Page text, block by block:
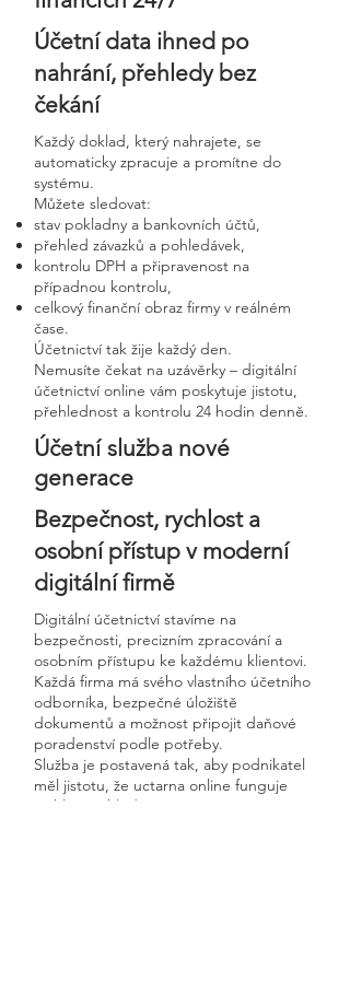
Účetní data ihned po
nahrání, přehledy bez
čekání
Každý doklad, který nahrajete, se
automaticky zpracuje a promítne do
systému.
Můžete sledovat:
stav pokladny a bankovních účtů,
přehled závazků a pohledávek,
kontrolu DPH a připravenost na
případnou kontrolu,
celkový finanční obraz firmy v reálném
čase.
Účetnictví tak žije každý den.
Nemusíte čekat na uzávěrky – digitální
účetnictví online vám poskytuje jistotu,
přehlednost a kontrolu 24 hodin denně.
Účetní služba nové
generace
Bezpečnost, rychlost a
osobní přístup v moderní
digitální firmě
Digitální účetnictví stavíme na
bezpečnosti, precizním zpracování a
osobním přístupu ke každému klientovi.
Každá firma má svého vlastního účetního
odborníka, bezpečné úložiště
dokumentů a možnost připojit daňové
poradenství podle potřeby.
Služba je postavená tak, aby podnikatel
měl jistotu, že uctarna online funguje
rychle, přehledně a s garantovanou